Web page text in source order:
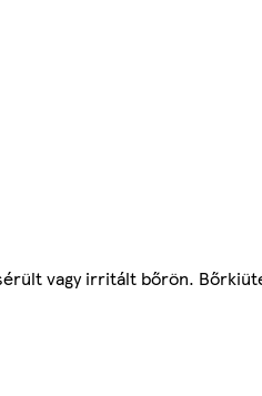
sérült vagy irritált bőrön.